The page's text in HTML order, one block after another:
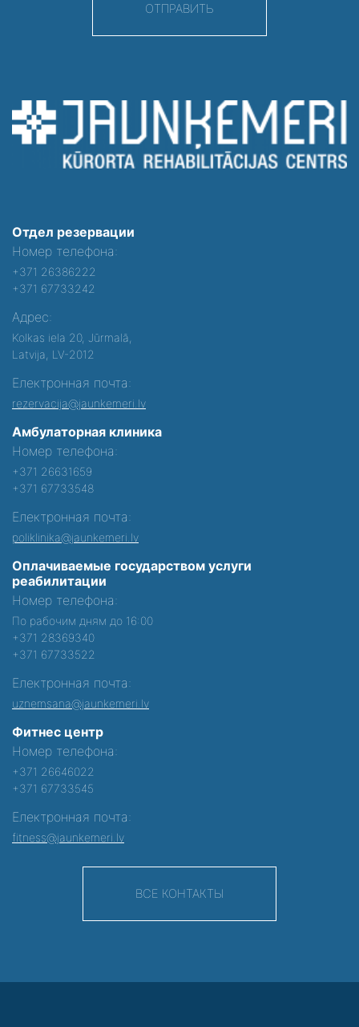
ОТПРАВИТЬ
Отдел резервации
Номер телефона:
+371 26386222
+371 67733242
Адрес:
Kolkas iela 20, Jūrmalā,
Latvija, LV-2012
Електронная почта:
rezervacija@jaunkemeri.lv
Амбулаторная клиника
Номер телефона:
+371 26631659
+371 67733548
Електронная почта:
poliklinika@jaunkemeri.lv
Оплачиваемые государством услуги
реабилитации
Номер телефона:
По рабочим дням до 16:00
+371 28369340
+371 67733522
Електронная почта:
uznemsana@jaunkemeri.lv
Фитнес центр
Номер телефона:
+371 26646022
+371 67733545
Електронная почта:
fitness@jaunkemeri.lv
ВСЕ КОНТАКТЫ